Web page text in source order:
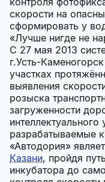
скорости на
сформировать у
«Лучше нигде не
С 27 мая 2013
г.Усть-
участках
выявления
розыска
загруженности
разрабатываемые
«Автодория»
Казани, пройдя
инкубатора до